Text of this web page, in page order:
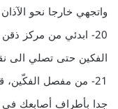
واتجهي خارجا نحو الآذان
20- ابدئي من مركز
الفكين حتى تصلي الى
21- من مفصل
جدا بأطراف أصابعك في